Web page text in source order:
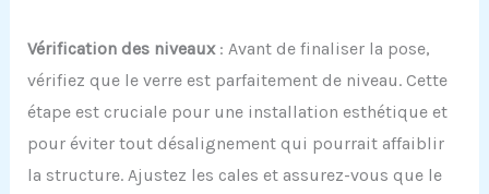
Vérification des niveaux: Avant de finaliser la pose,
vérifiez que le verre est parfaitement de niveau. Cette
étape est cruciale pour une installation esthétique et
pour éviter tout désalignement qui pourrait affaiblir
la structure. Ajustez les cales et assurez-vous que le